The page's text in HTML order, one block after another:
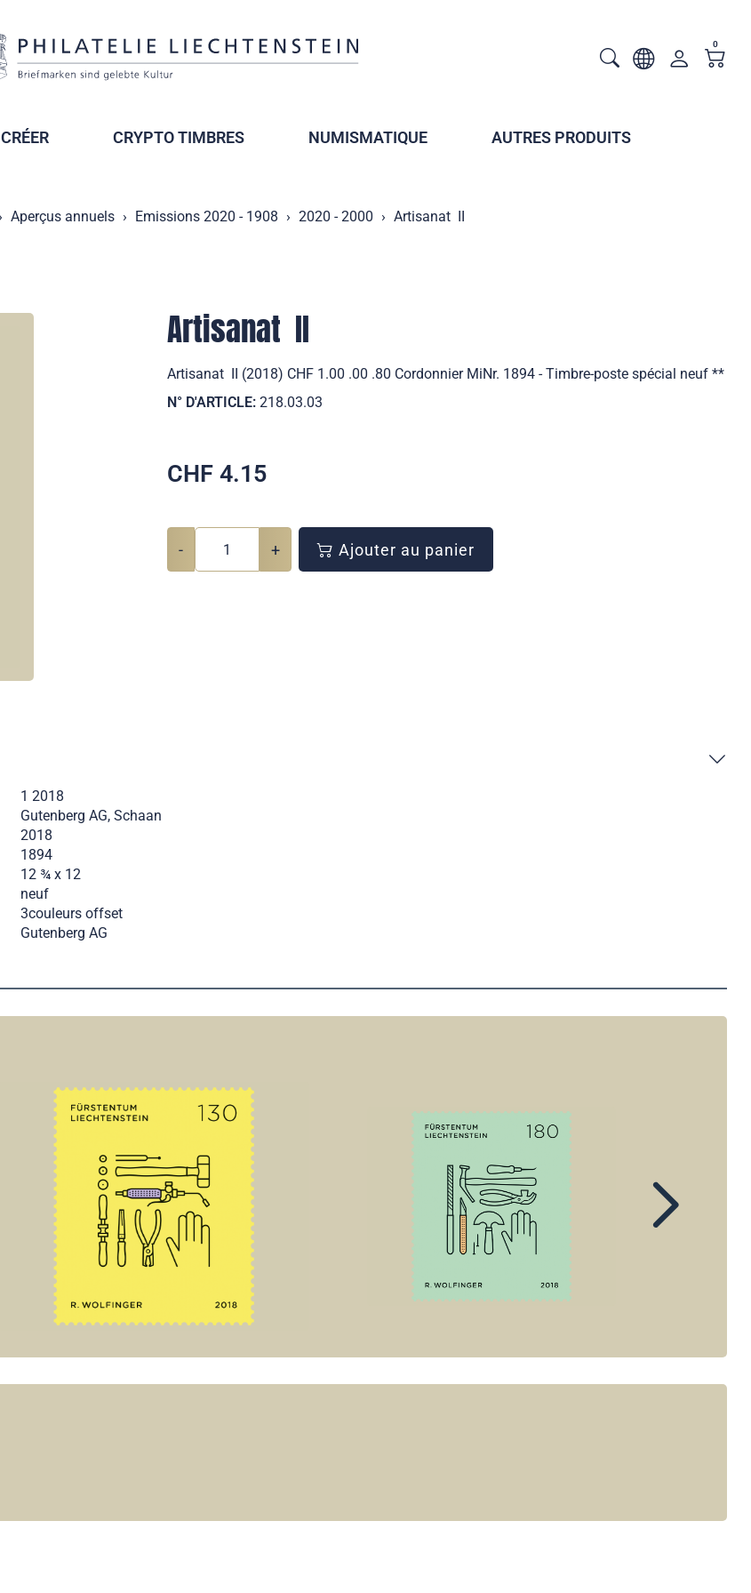
0
CRÉER CRYPTO TIMBRES NUMISMATIQUE AUTRES PRODUITS
Aperçus annuels Emissions 2020 - 1908 2020 - 2000 Artisanat  II
Artisanat  II
Artisanat  II (2018) CHF 1.00 .00 .80 Cordonnier MiNr. 1894 - Timbre-poste spécial neuf **
N° D'ARTICLE: 218.03.03
CHF 4.15
- + Ajouter au panier
1 2018
Gutenberg AG, Schaan
2018
1894
12 ¾ x 12
neuf
3couleurs offset
Gutenberg AG